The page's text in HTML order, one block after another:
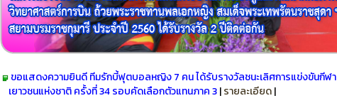
ขอแสดงความยินดี ทีมรักบี้ฟุตบอลหญิง 7 คน ได้รับรางวัลชนะเลิศการแข่งขันกีฬา
เยาวชนแห่งชาติ ครั้งที่ 34 รอบคัดเลือกตัวแทนภาค 3|รายละเอียด|